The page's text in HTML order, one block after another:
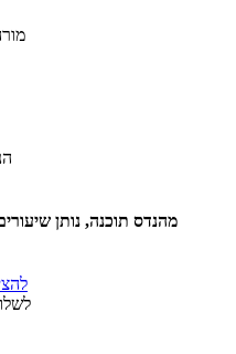
מהנדס תוכנה, נותן